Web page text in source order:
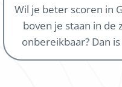
Wil je beter scoren in
boven je staan in de
onbereikbaar? Dan